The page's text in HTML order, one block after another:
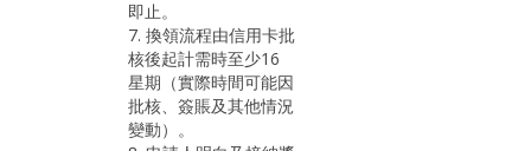
即止。
7. 換領流程由信用卡批
核後起計需時至少16
星期（實際時間可能因
批核、簽賬及其他情況
變動）。